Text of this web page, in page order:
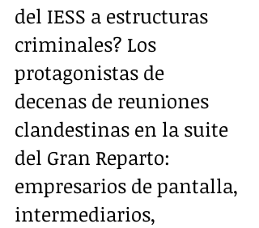
del IESS a estructuras
criminales? Los
protagonistas de
decenas de reuniones
clandestinas en la suite
del Gran Reparto:
empresarios de pantalla,
intermediarios,